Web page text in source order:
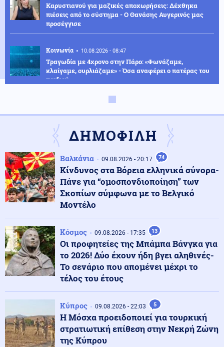
Καρυστιανού για μαζικές αποχωρήσεις: Δέχθηκα
πιέσεις από το σύστημα - Ο Θανάσης Αυγερινός μας
προσέγγισε
Κοινωνία 10.08.2026 - 08:47
Τραγωδία με 4χρονο στην Πάρο: «Φωνάζαμε,
κλαίγαμε, ουρλιάζαμε» - Όσα αναφέρει ο πατέρας του
παιδιού
Γερμανία: Νέο περιστατικό εντοπισμού drones πάνω
από στρατιωτική βάση προκαλεί ανησυχίες
Περιβάλλον 10.08.2026 - 08:36
Η Δυτική Ευρώπη έζησε το θερμότερο ξεκίνημα
καλοκαιριού όλων των εποχών
ευρώ - Ποιοι είναι οι δικαιούχοι
Κοινωνία 10.08.2026 - 08:27
Ανασφάλιστα οχήματα: Έρχεται ΑΙ για τους ελέγχους -
Εξονυχιστικός έλεγχος για τις ενστάσεις
Κυβέρνηση 10.08.2026 - 08:24
Το «χαρτί» Μητσοτάκη για τη ΔΕΘ: «Πρεσάρισμα» στο
δημογραφικό και φοροελαφρύνσεις
ΔΗΜΟΦΙΛΗ
Βαλκάνια 09.08.2026 - 20:17 74
Κίνδυνος στα Βόρεια ελληνικά σύνορα-
Πάνε για “ομοσπονδιοποίηση” των
Σκοπίων σύμφωνα με το Βελγικό
Μοντέλο
Κόσμος 09.08.2026 - 17:35 13
Οι προφητείες της Μπάμπα Βάνγκα για
το 2026! Δύο έχουν ήδη βγει αληθινές-
Το σενάριο που απομένει μέχρι το
τέλος του έτους
Κύπρος 09.08.2026 - 22:03 5
Η Μόσχα προειδοποιεί για τουρκική
στρατιωτική επίθεση στην Νεκρή Ζώνη
της Κύπρου